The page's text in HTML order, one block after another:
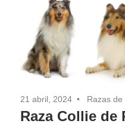
21 abril, 2024 Razas
Raza Collie de